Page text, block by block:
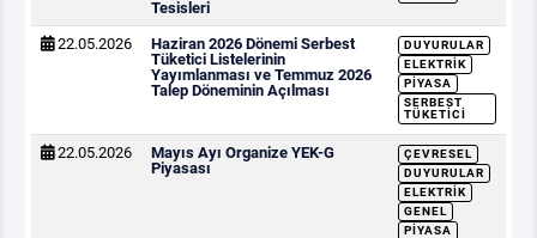
Tesisleri
22.05.2026
Haziran 2026 Dönemi Serbest
Tüketici Listelerinin
Yayımlanması ve Temmuz 2026
Talep Döneminin Açılması
DUYURULAR
ELEKTRIK
PIYASA
SERBEST
TÜKETICI
22.05.2026
Mayıs Ayı Organize YEK-G
Piyasası
ÇEVRESEL
DUYURULAR
ELEKTRIK
GENEL
PIYASA